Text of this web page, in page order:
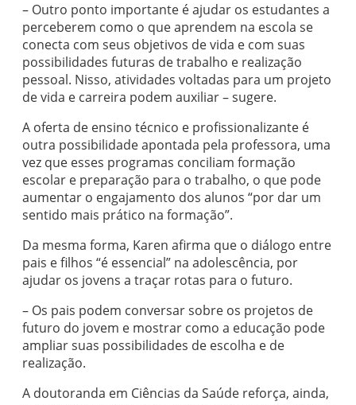
– Outro ponto importante é ajudar os estudantes a
perceberem como o que aprendem na escola se
conecta com seus objetivos de vida e com suas
possibilidades futuras de trabalho e realização
pessoal. Nisso, atividades voltadas para um projeto
de vida e carreira podem auxiliar – sugere.
A oferta de ensino técnico e profissionalizante é
outra possibilidade apontada pela professora, uma
vez que esses programas conciliam formação
escolar e preparação para o trabalho, o que pode
aumentar o engajamento dos alunos “por dar um
sentido mais prático na formação”.
Da mesma forma, Karen afirma que o diálogo entre
pais e filhos “é essencial” na adolescência, por
ajudar os jovens a traçar rotas para o futuro.
– Os pais podem conversar sobre os projetos de
futuro do jovem e mostrar como a educação pode
ampliar suas possibilidades de escolha e de
realização.
A doutoranda em Ciências da Saúde reforça, ainda,